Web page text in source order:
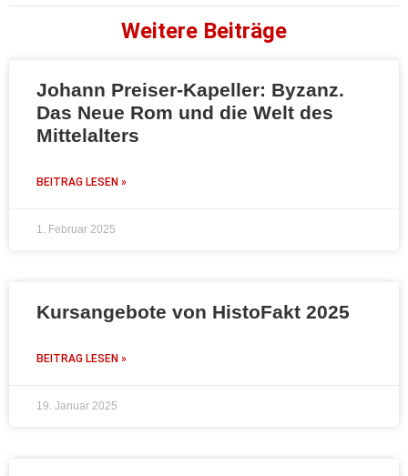
Weitere Beiträge
Johann Preiser-Kapeller: Byzanz.
Das Neue Rom und die Welt des
Mittelalters
BEITRAG LESEN »
1. Februar 2025
Kursangebote von HistoFakt 2025
BEITRAG LESEN »
19. Januar 2025